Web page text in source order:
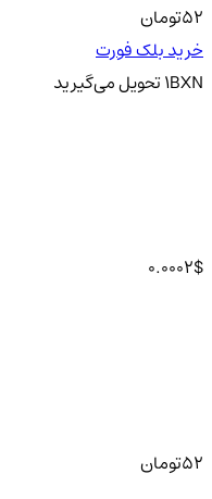
52تومان
خرید بلک فورت
1BXN تحویلمی‌گیرید
0.0002$
52تومان